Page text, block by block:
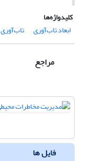
کلیدواژه‌ها
ابعاد تاب‌آوری
تاب‌آوری
مراجع
فایل ها